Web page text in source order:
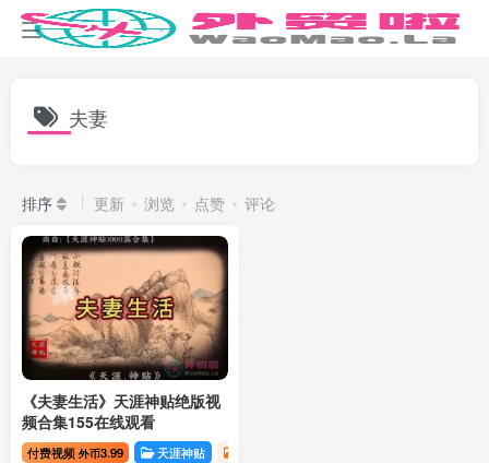
夫妻
排序 更新 浏览 点赞 评论
《夫妻生活》天涯神贴绝版视
频合集155在线观看
付费视频 外币3.99 天涯神贴